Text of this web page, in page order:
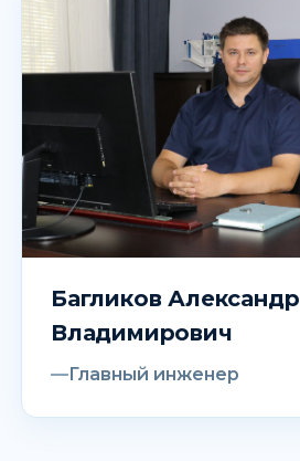
Багликов Александр
Владимирович
Главный инженер